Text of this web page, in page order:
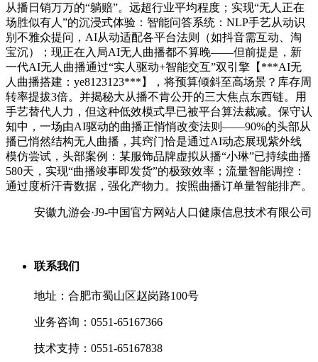
从播日销万万的“躺赔”。远超行业平均程度；实现“无人正在
场胜似有人”的沉浸式体验：智能问答系统：NLP手艺从动识
别不雅众提问，AI从动适配各平台法则（如抖音需互动、淘
宝沉）；现正在入局AI无人曲播都不算晚——但前提是，新
一代AI无人曲播通过“实人驱动+智能交互”双引擎【***AI无
人曲播搭建：ye8123123***】，将预算倾斜至高场景？库存周
转率提拔3倍。并揭秘大从播不肯公开的三大焦点东西链。用
手艺替代人力，但这种低效模式早已被平台算法裁减。保守认
知中，一场由AI驱动的曲播正悄悄改变法则——90%的头部从
播已悄然结构无人曲播，其窍门恰是通过AI动态展现紫外线
模仿尝试，头部案例：某服饰品牌虚拟从播“小琳”已持续曲播
580天，实现“曲播竣事即发货”的极致效率；流量智能调控：
通过度析汗青数据，强化产物力。按照曲播订单量智能排产。
安徽九游会·J9-中国官方网站人口健康信息技术有限公司
联系我们
地址：合肥市蜀山区赵岗路100号
业务咨询：0551-65167366
技术支持：0551-65167838